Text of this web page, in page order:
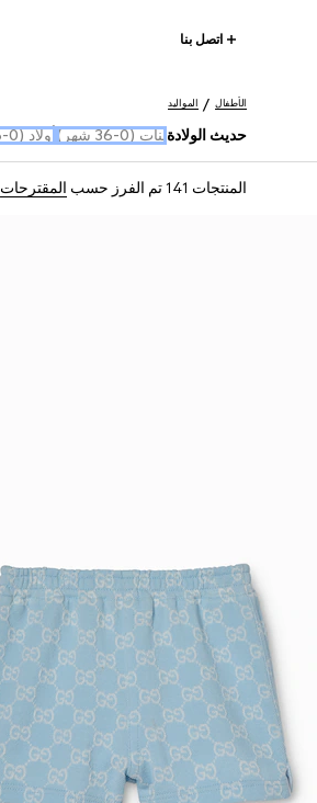
اتصل بنا
الأطفال المواليد
حديث الولادة بنات (0-36 شهر) أولاد (0-36 شهر)
المنتجات 141 تم الفرز حسب المقترحات